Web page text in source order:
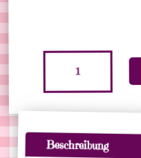
Regenbogen-
12g
t
eBeschreibung